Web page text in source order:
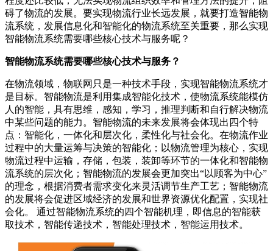
碍了物流的发展。要实现物流行业长远发展，就要打造智能物
流系统，发展信息化和智能化的物流系统至关重要，那么实现
智能物流系统需要哪些核心技术与服务呢？
智能物流系统需要哪些核心技术与服务？
在物流领域，物联网只是一种技术手段，实现智能物流系统才
是目标。智能物流是利用集成智能化技术，使物流系统能模仿
人的智能，具有思维，感知，学习，推理判断和自行解决物流
中某些问题的能力。智能物流的未来发展将会体现出四个特
点：智能化，一体化和层次化，柔性化与社会化。在物流作业
过程中的大量运筹与决策的智能化；以物流管理为核心，实现
物流过程中运输，存储，包装，装卸等环节的一体化和智能物
流系统的层次化；智能物流的发展会更加突出“以顾客为中心”
的理念，根据消费者需求变化来灵活调节生产工艺；智能物流
的发展将会促进区域经济的发展和世界资源优化配置，实现社
会化。 通过智能物流系统的四个智能机理，即信息的智能获
取技术，智能传递技术，智能处理技术，智能运用技术。